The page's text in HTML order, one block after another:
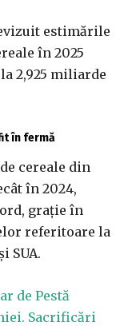
estimările
în 2025
2,925 miliarde
în fermă
cereale din
în 2024,
graţie în
referitoare la
SUA.
de Pestă
Sacrificări